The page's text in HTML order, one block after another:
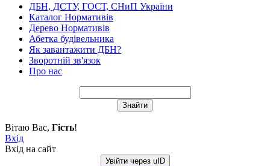
ДБН, ДСТУ, ГОСТ, СНиП України
Каталог Нормативів
Дерево Нормативів
Абетка будівельника
Як завантажити ДБН?
Зворотній зв'язок
Про нас
Вітаю Вас, Гість!
Вхід
Вхід на сайт
Увійти через uID